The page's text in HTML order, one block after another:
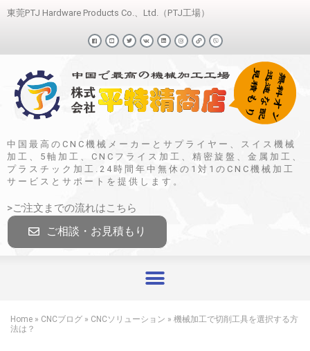
東莞PTJ Hardware Products Co.、Ltd.（PTJ工場）
中国最高のCNC機械メーカーとサプライヤー、スイス機械
加工、5軸加工、CNCフライス加工、精密旋盤、金属加工、
プラスチック加工.24時間年中無休の1対1のCNC機械加工
サービスとサポートを提供します。
>ご注文までの流れはこちら
ご相談・お見積もり
Home » CNCブログ » CNCソリューション » 機械加工で切削工具を選択する方
法は？